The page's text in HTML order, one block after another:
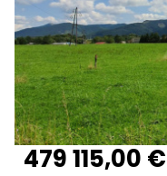
479 115,00 €